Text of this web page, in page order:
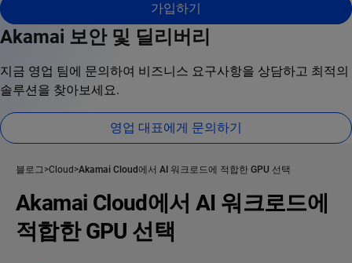
가입하기
Akamai 보안 및 딜리버리
지금 영업 팀에 문의하여 비즈니스 요구사항을 상담하고 최적의
솔루션을 찾아보세요.
영업 대표에게 문의하기
블로그 Cloud Akamai Cloud에서 AI 워크로드에 적합한 GPU 선택
Akamai Cloud에서 AI 워크로드에
적합한 GPU 선택